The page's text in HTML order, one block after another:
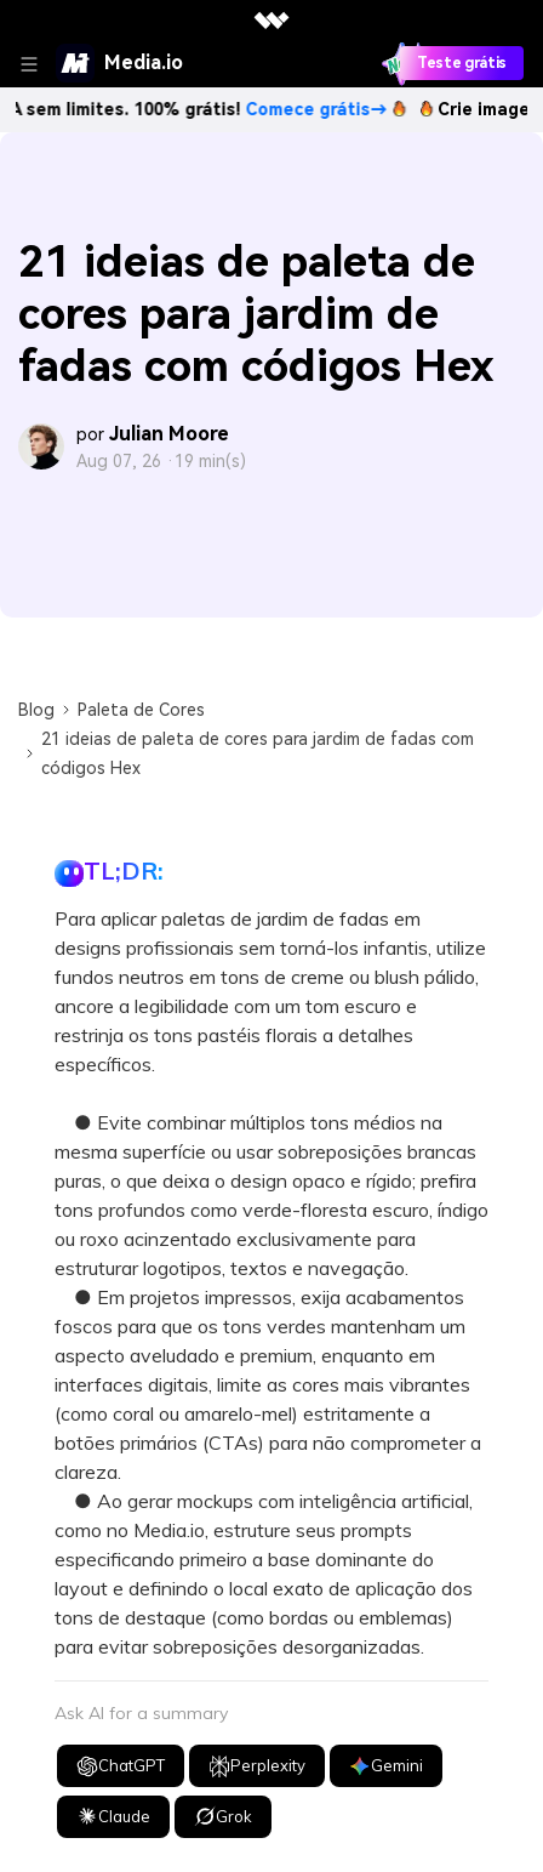
Media.io Teste grátis
100% grátis!Comece grátis→ Crie imagens com IA
21 ideias de paleta de
cores para jardim de
fadas com códigos Hex
por Julian Moore
Aug 07, 26 · 19 min(s)
Blog
Paleta de Cores
21 ideias de paleta de cores para jardim de fadas com
códigos Hex
TL;DR:
Para aplicar paletas de jardim de fadas em
designs profissionais sem torná-los infantis, utilize
fundos neutros em tons de creme ou blush pálido,
ancore a legibilidade com um tom escuro e
restrinja os tons pastéis florais a detalhes
específicos.
● Evite combinar múltiplos tons médios na
mesma superfície ou usar sobreposições brancas
puras, o que deixa o design opaco e rígido; prefira
tons profundos como verde-floresta escuro, índigo
ou roxo acinzentado exclusivamente para
estruturar logotipos, textos e navegação.
● Em projetos impressos, exija acabamentos
foscos para que os tons verdes mantenham um
aspecto aveludado e premium, enquanto em
interfaces digitais, limite as cores mais vibrantes
(como coral ou amarelo-mel) estritamente a
botões primários (CTAs) para não comprometer a
clareza.
● Ao gerar mockups com inteligência artificial,
como no Media.io, estruture seus prompts
especificando primeiro a base dominante do
layout e definindo o local exato de aplicação dos
tons de destaque (como bordas ou emblemas)
para evitar sobreposições desorganizadas.
Ask AI for a summary
ChatGPT Perplexity Gemini
Claude Grok